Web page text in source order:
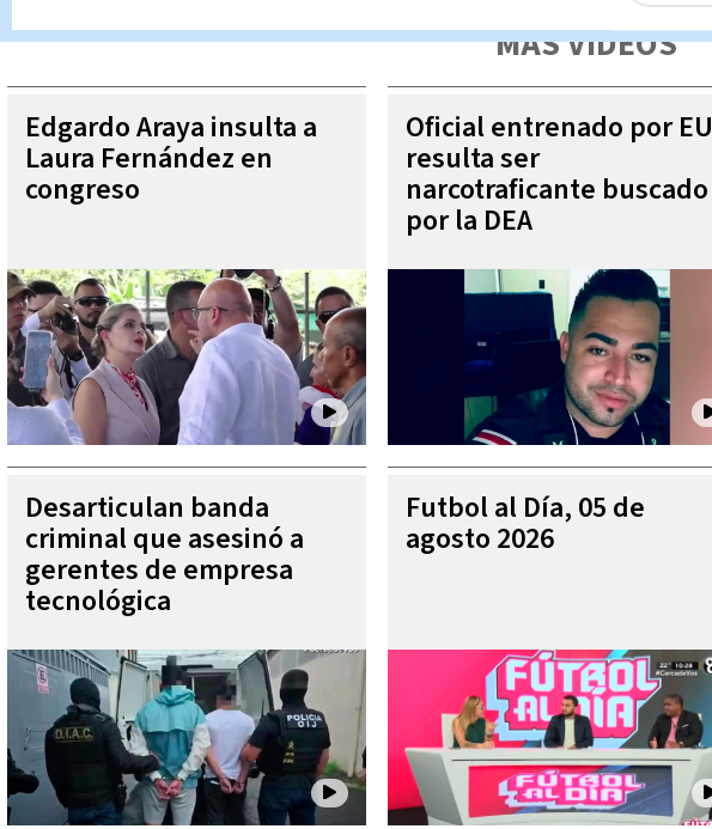
MÁS VIDEOS
Edgardo Araya insulta a
Laura Fernández en
congreso
Oficial entrenado por EU
resulta ser
narcotraficante buscado
por la DEA
Desarticulan banda
criminal que asesinó a
gerentes de empresa
tecnológica
Futbol al Día, 05 de
agosto 2026